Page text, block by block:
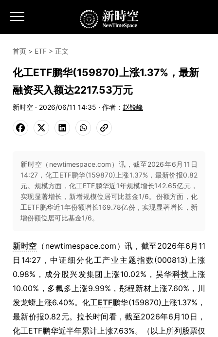
首页 > ETF > 正文
化工ETF鹏华(159870)上涨1.37%，最新
融资买入额达2217.53万元
新时空 · 2026/06/11 14:35 · 作者： 赵锐峰
新时空（newtimespace.com）讯，截至2026年6月11日
14:27，化工ETF鹏华(159870)上涨1.37%，最新价报0.82
元。规模方面，化工ETF鹏华近1年规模增长142.65亿元，
实现显著增长，新增规模位居可比基金1/6。份额方面，化
工ETF鹏华近1年份额增长169.78亿份，实现显著增长，新
增份额位居可比基金1/6。
新时空 （newtimespace.com）讯，截至2026年6月11
日14:27，中证细分化工产业主题指数(000813)上涨
0.98%，成分股兴发集团上涨10.02%，昊华科技上涨
10.00%，多氟多上涨9.99%，彤程新材上涨7.60%，川
发龙蟒上涨6.40%。化工ETF鹏华(159870)上涨1.37%，
最新价报0.82元。拉长时间看，截至2026年6月10日，
化工ETF鹏华近半年累计上涨7.63%。（以上所列股票仅